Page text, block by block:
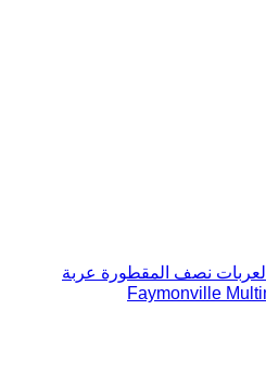
العربات نصف المقطورة عربة